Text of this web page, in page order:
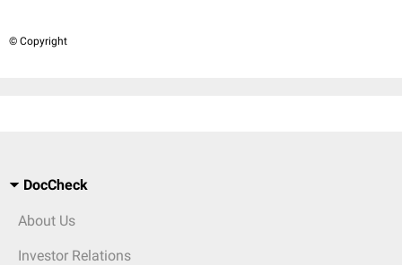
© Copyright
DocCheck
About Us
Investor Relations